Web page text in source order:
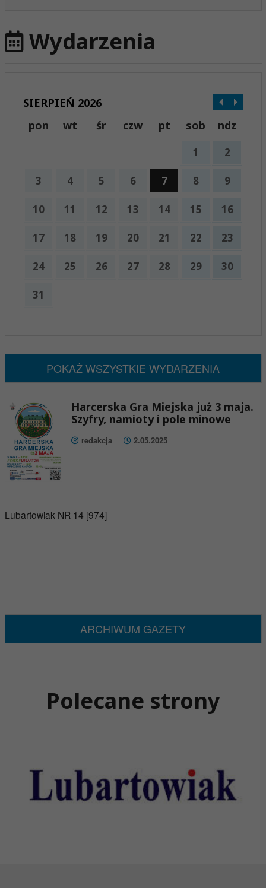
Wydarzenia
SIERPIEŃ 2026
pon
wt śr czw pt sob ndz
1 2
3 4 5 6 7 8 9
10 11 12 13 14 15 16
17 18 19 20 21 22 23
24 25 26 27 28 29 30
31
POKAŻ WSZYSTKIE WYDARZENIA
Harcerska Gra Miejska już 3 maja.
Szyfry, namioty i pole minowe
redakcja 2.05.2025
Lubartowiak NR 14 [974]
ARCHIWUM GAZETY
Polecane strony